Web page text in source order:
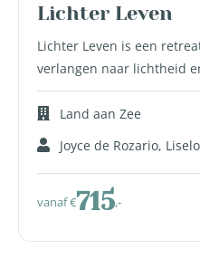
Lichter Leven
Lichter Leven is een
verlangen naar lichtheid
Land aan Zee
Joyce de Rozario,
vanaf €715,-